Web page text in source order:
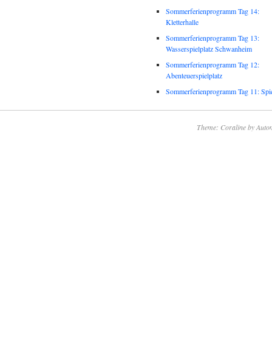
Sommerferienprogramm Tag 14:
Kletterhalle
Sommerferienprogramm Tag 13:
Wasserspielplatz Schwanheim
Sommerferienprogramm Tag 12:
Abenteuerspielplatz
Sommerferienprogramm Tag 11:
Theme: Coraline by